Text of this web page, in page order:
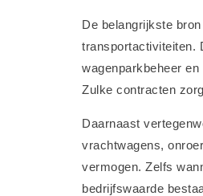
De belangrijkste
transportactiviteiten.
wagenparkbeheer
Zulke contracten
Daarnaast
vrachtwagens,
vermogen. Zelfs
bedrijfswaarde